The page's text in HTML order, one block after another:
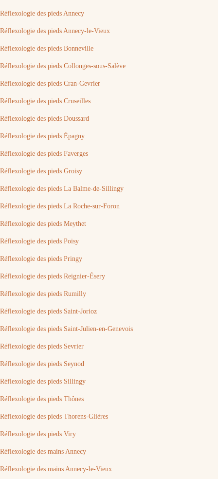
Réflexologie des pieds Annecy
Réflexologie des pieds Annecy-le-Vieux
Réflexologie des pieds Bonneville
Réflexologie des pieds Collonges-sous-Salève
Réflexologie des pieds Cran-Gevrier
Réflexologie des pieds Cruseilles
Réflexologie des pieds Doussard
Réflexologie des pieds Épagny
Réflexologie des pieds Faverges
Réflexologie des pieds Groisy
Réflexologie des pieds La Balme-de-Sillingy
Réflexologie des pieds La Roche-sur-Foron
Réflexologie des pieds Meythet
Réflexologie des pieds Poisy
Réflexologie des pieds Pringy
Réflexologie des pieds Reignier-Ésery
Réflexologie des pieds Rumilly
Réflexologie des pieds Saint-Jorioz
Réflexologie des pieds Saint-Julien-en-Genevois
Réflexologie des pieds Sevrier
Réflexologie des pieds Seynod
Réflexologie des pieds Sillingy
Réflexologie des pieds Thônes
Réflexologie des pieds Thorens-Glières
Réflexologie des pieds Viry
Réflexologie des mains Annecy
Réflexologie des mains Annecy-le-Vieux